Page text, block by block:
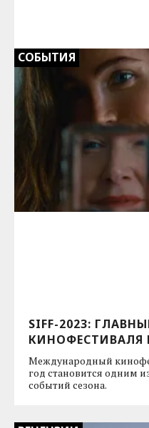
СОБЫТИЯ
SIFF-2023:
КИНОФЕСТИВАЛЯ
Международный
год становится одним
событий сезона.